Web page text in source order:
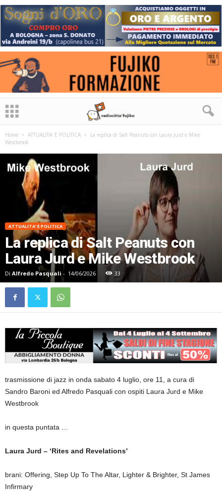
Home ATTUALITA' E POLITICA
La replica di Salt Peanuts con Laura Jurd e Mike
Westbrook
ATTUALITA' E POLITICA
La replica di Salt Peanuts con
Laura Jurd e Mike Westbrook
Di Alfredo Pasquali- 14/06/2026 33
trasmissione di jazz in onda sabato 4 luglio, ore 11, a cura di
Sandro Baroni ed Alfredo Pasquali con ospiti Laura Jurd e Mike
Westbrook
in questa puntata …
Laura Jurd – ‘Rites and Revelations’
brani: Offering, Step Up To The Altar, Lighter & Brighter, St James
Infirmary